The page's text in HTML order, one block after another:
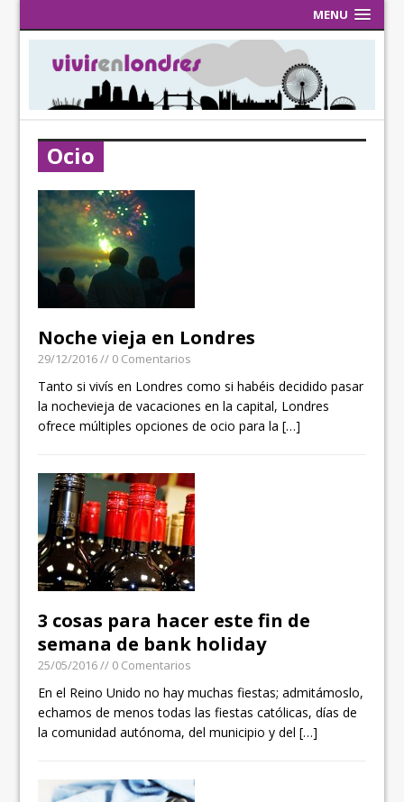
MENU
Ocio
Noche vieja en Londres
29/12/2016// 0 Comentarios
Tanto si vivís en Londres como si habéis decidido pasar
la nochevieja de vacaciones en la capital, Londres
ofrece múltiples opciones de ocio para la[…]
3 cosas para hacer este fin de
semana de bank holiday
25/05/2016// 0 Comentarios
En el Reino Unido no hay muchas fiestas; admitámoslo,
echamos de menos todas las fiestas católicas, días de
la comunidad autónoma, del municipio y del[…]